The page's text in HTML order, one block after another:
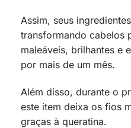
Assim, seus
transformando cabelos
maleáveis, brilhantes e
por mais de um mês.
Além disso, durante o
este item deixa os fios
graças à queratina.